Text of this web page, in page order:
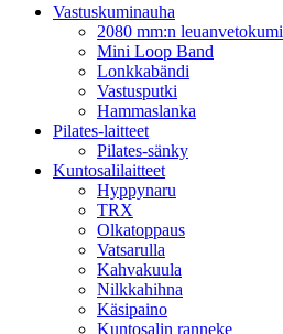
Vastuskuminauha
2080 mm:n leuanvetokumi
Mini Loop Band
Lonkkabändi
Vastusputki
Hammaslanka
Pilates-laitteet
Pilates-sänky
Kuntosalilaitteet
Hyppynaru
TRX
Olkatoppaus
Vatsarulla
Kahvakuula
Nilkkahihna
Käsipaino
Kuntosalin ranneke